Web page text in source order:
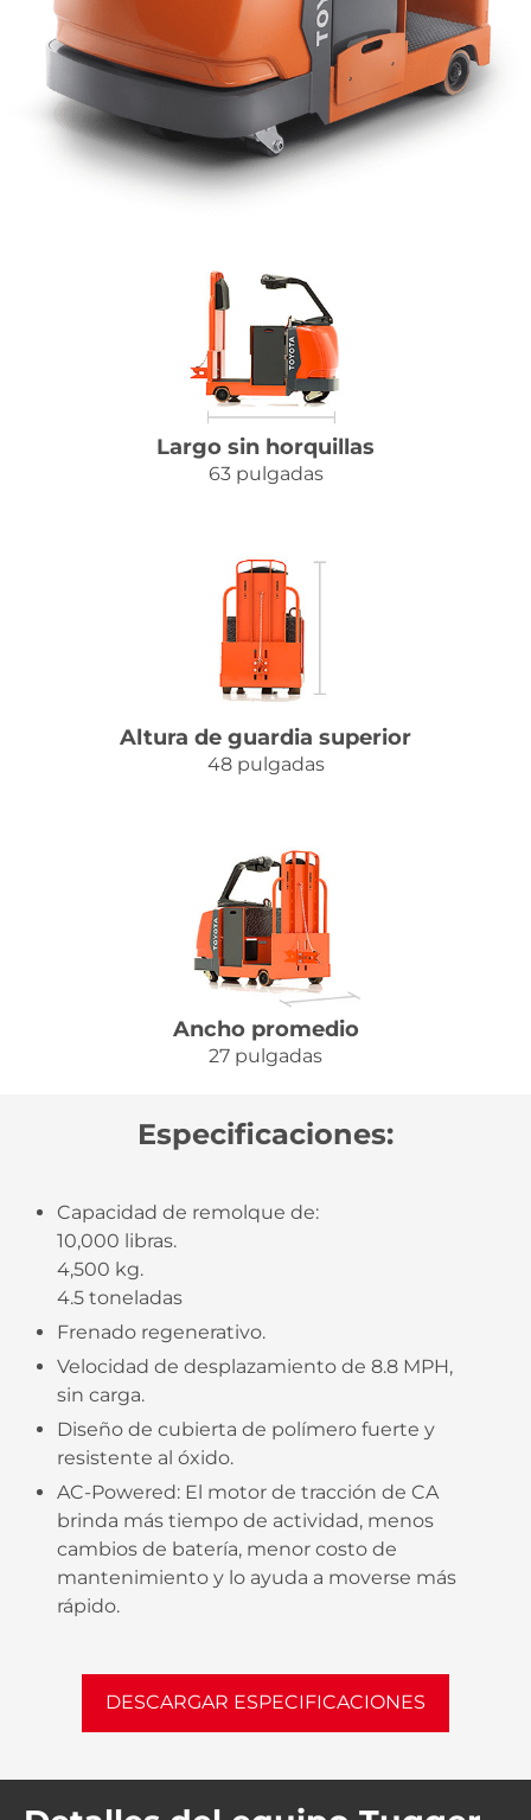
Largo sin horquillas
63 pulgadas
Altura de guardia superior
48 pulgadas
Ancho promedio
27 pulgadas
Especificaciones:
Capacidad de remolque de:
10,000 libras.
4,500 kg.
4.5 toneladas
Frenado regenerativo.
Velocidad de desplazamiento de 8.8 MPH,
sin carga.
Diseño de cubierta de polímero fuerte y
resistente al óxido.
AC-Powered: El motor de tracción de CA
brinda más tiempo de actividad, menos
cambios de batería, menor costo de
mantenimiento y lo ayuda a moverse más
rápido.
DESCARGAR ESPECIFICACIONES